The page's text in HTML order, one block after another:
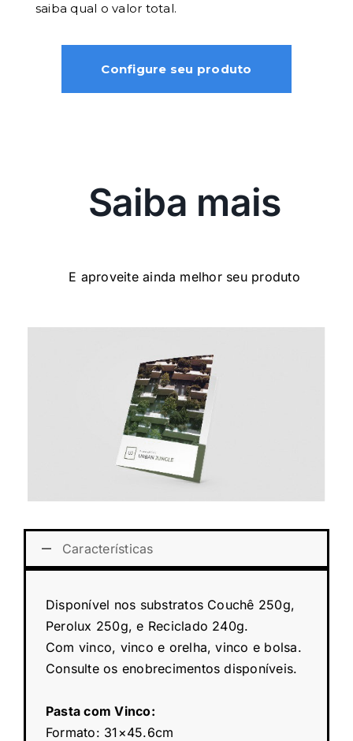
saiba qual o valor total.
Configure seu produto
Saiba mais
E aproveite ainda melhor seu produto
Características
Disponível nos substratos Couchê 250g,
Perolux 250g, e Reciclado 240g.
Com vinco, vinco e orelha, vinco e bolsa.
Consulte os enobrecimentos disponíveis.
Pasta com Vinco:
Formato: 31×45.6cm